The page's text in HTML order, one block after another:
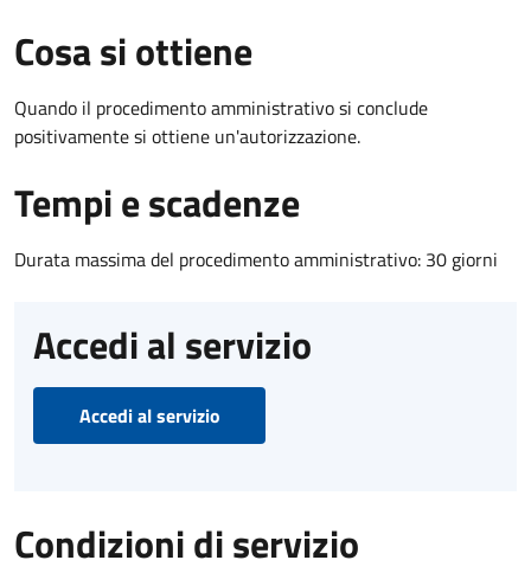
Cosa si ottiene
Quando il procedimento amministrativo si conclude
positivamente si ottiene un'autorizzazione.
Tempi e scadenze
Durata massima del procedimento amministrativo: 30 giorni
Accedi al servizio
Accedi al servizio
Condizioni di servizio